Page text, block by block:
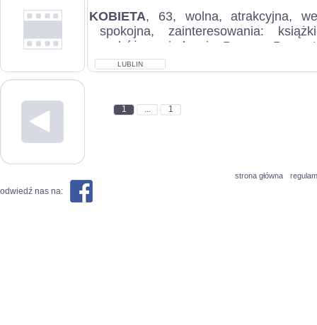
KOBIETA, 63, wolna, atrakcyjna,
spokojna, zainteresowania:
podróże, zwiedzanie, Poznam Pana
LUBLIN
1 ... 1
strona główna
odwiedź nas na: